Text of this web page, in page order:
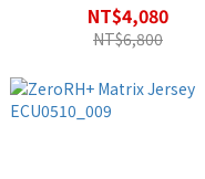
NT$4,080
NT$6,800